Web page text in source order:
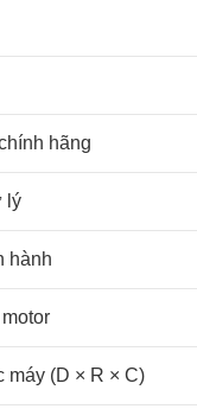
hãng
lý
hành
máy (D × R × C)